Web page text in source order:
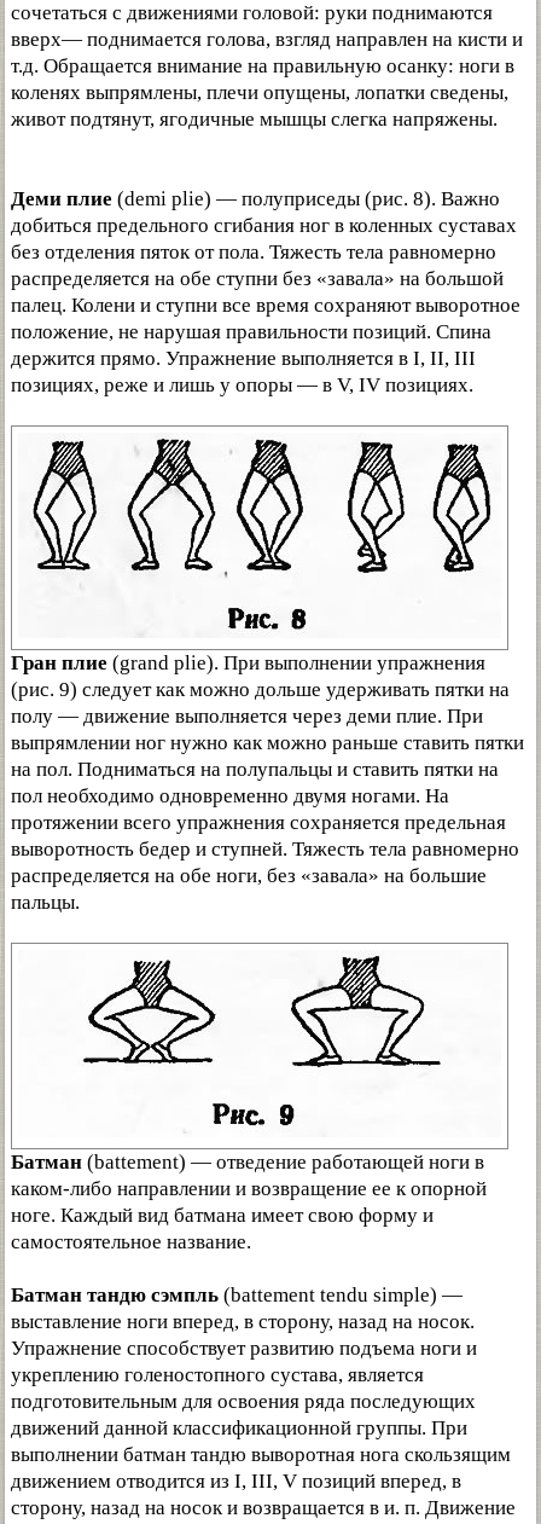
сочетаться с движениями головой: руки поднимаются
вверх— поднимается голова, взгляд направлен на кисти и
т.д. Обращается внимание на правильную осанку: ноги в
коленях выпрямлены, плечи опущены, лопатки сведены,
живот подтянут, ягодичные мышцы слегка напряжены.
Деми плие (demi plie) — полуприседы (рис. 8). Важно
добиться предельного сгибания ног в коленных суставах
без отделения пяток от пола. Тяжесть тела равномерно
распределяется на обе ступни без «завала» на большой
палец. Колени и ступни все время сохраняют выворотное
положение, не нарушая правильности позиций. Спина
держится прямо. Упражнение выполняется в I, II, III
позициях, реже и лишь у опоры — в V, IV позициях.
Гран плие (grand plie). При выполнении упражнения
(рис. 9) следует как можно дольше удерживать пятки на
полу — движение выполняется через деми плие. При
выпрямлении ног нужно как можно раньше ставить пятки
на пол. Подниматься на полупальцы и ставить пятки на
пол необходимо одновременно двумя ногами. На
протяжении всего упражнения сохраняется предельная
выворотность бедер и ступней. Тяжесть тела равномерно
распределяется на обе ноги, без «завала» на большие
пальцы.
Батман (battement) — отведение работающей ноги в
каком-либо направлении и возвращение ее к опорной
ноге. Каждый вид батмана имеет свою форму и
самостоятельное название.
Батман тандю сэмпль (battement tendu simple) —
выставление ноги вперед, в сторону, назад на носок.
Упражнение способствует развитию подъема ноги и
укреплению голеностопного сустава, является
подготовительным для освоения ряда последующих
движений данной классификационной группы. При
выполнении батман тандю выворотная нога скользящим
движением отводится из I, III, V позиций вперед, в
сторону, назад на носок и возвращается в и. п. Движение